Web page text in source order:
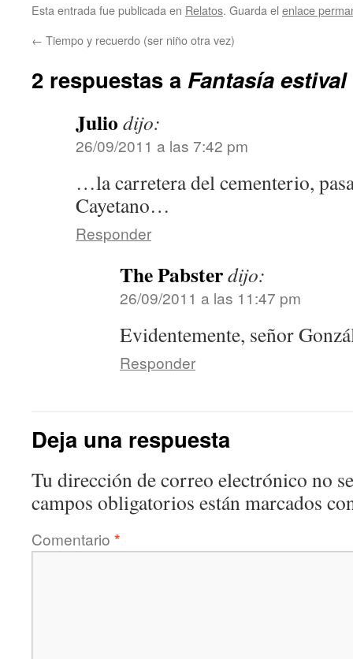
Esta entrada fue publicada en Relatos. Guarda el enlace
← Tiempo y recuerdo (ser niño otra vez)
2 respuestas a Fantasía
Julio dijo:
26/09/2011 a las 7:42 pm
…la carretera del cementerio,
Cayetano…
Responder
The Pabsterdijo:
26/09/2011 a las 11:47 pm
Evidentemente, señor
Responder
Deja una respuesta
Tu dirección de correo electrónico no
campos obligatorios están marcados
Comentario *